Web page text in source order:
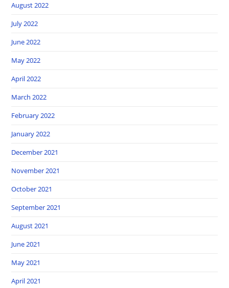
August 2022
July 2022
June 2022
May 2022
April 2022
March 2022
February 2022
January 2022
December 2021
November 2021
October 2021
September 2021
August 2021
June 2021
May 2021
April 2021